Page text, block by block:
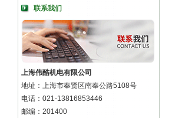
联系我们
上海伟酷机电有限公司
地址：上海市奉贤区南奉公路5108号
电话：021-13816853446
邮编：201400